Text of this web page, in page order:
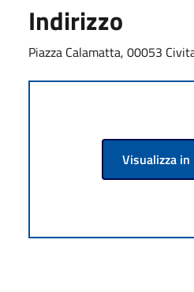
Indirizzo
Piazza Calamatta, 00053
Visualizza